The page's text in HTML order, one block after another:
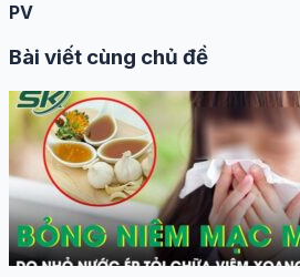
PV
Bài viết cùng chủ đề